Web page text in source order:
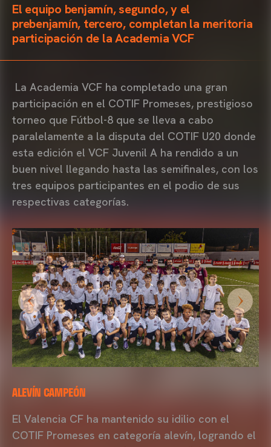
El equipo benjamín, segundo, y el
prebenjamín, tercero, completan la meritoria
participación de la Academia VCF
La Academia VCF ha completado una gran
participación en el COTIF Promeses, prestigioso
torneo que Fútbol-8 que se lleva a cabo
paralelamente a la disputa del COTIF U20 donde
esta edición el VCF Juvenil A ha rendido a un
buen nivel llegando hasta las semifinales, con los
tres equipos participantes en el podio de sus
respectivas categorías.
ALEVÍN CAMPEÓN
El Valencia CF ha mantenido su idilio con el
COTIF Promeses en categoría alevín, logrando el